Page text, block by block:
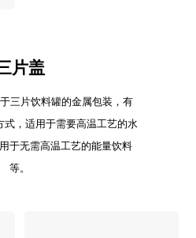
片盖
三片饮料罐的金属包装，有
式，适用于需要高温工艺的水
于无需高温工艺的能量饮料
等。